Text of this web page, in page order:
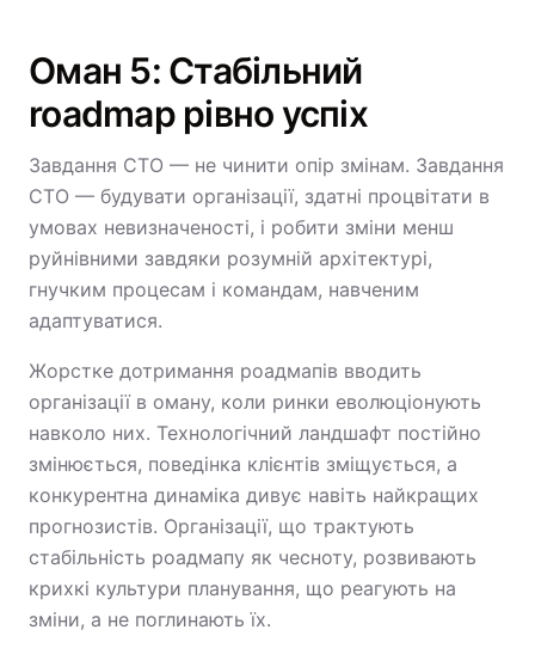
Оман 5: Стабільний
roadmap рівно успіх
Завдання CTO — не чинити опір змінам. Завдання
CTO — будувати організації, здатні процвітати в
умовах невизначеності, і робити зміни менш
руйнівними завдяки розумній архітектурі,
гнучким процесам і командам, навченим
адаптуватися.
Жорстке дотримання роадмапів вводить
організації в оману, коли ринки еволюціонують
навколо них. Технологічний ландшафт постійно
змінюється, поведінка клієнтів зміщується, а
конкурентна динаміка дивує навіть найкращих
прогнозистів. Організації, що трактують
стабільність роадмапу як чесноту, розвивають
крихкі культури планування, що реагують на
зміни, а не поглинають їх.